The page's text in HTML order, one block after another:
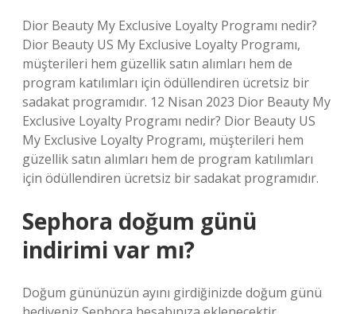
Dior Beauty My Exclusive Loyalty Programı nedir?
Dior Beauty US My Exclusive Loyalty Programı,
müşterileri hem güzellik satın alımları hem de
program katılımları için ödüllendiren ücretsiz bir
sadakat programıdır. 12 Nisan 2023 Dior Beauty My
Exclusive Loyalty Programı nedir? Dior Beauty US
My Exclusive Loyalty Programı, müşterileri hem
güzellik satın alımları hem de program katılımları
için ödüllendiren ücretsiz bir sadakat programıdır.
Sephora doğum günü
indirimi var mı?
Doğum gününüzün ayını girdiğinizde doğum günü